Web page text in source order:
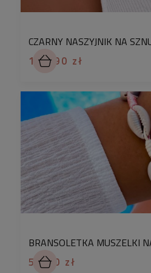
- Nie, Jest hipoalergiczna –
Czy stal chirurgiczna
-Nie, jest odporna na
posiada swoją własną
uniemożliwia zmiany
między innymi wpływem
✅Czy stal chirurgiczna
-Nie, Jest odporna na korozję
114,90 zł
51,90 zł